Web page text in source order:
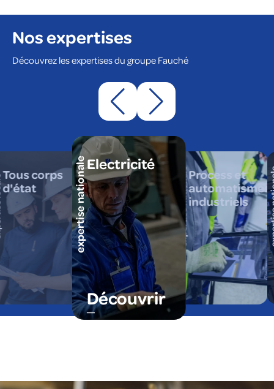
Nos expertises
Découvrez les expertises du groupe Fauché
Tous corps
d'état
Electricité
Découvrir
expertise nationale
Process et
automatismes
industriels
expertise nationale